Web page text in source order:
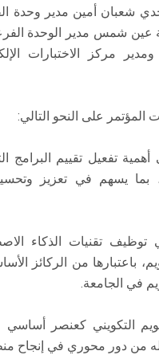
شعبان أمين مدير وحدة
عين شمس مدير الوحدة
ومدير مركز الاختبارات
على النحو التالي:
أهمية تفعيل تقييم البرامج
بما يسهم في تعزيز
توظيف تقنيات الذكاء
باعتبارها من الركائز
في الجامعة.
التكويني كعنصر
له من دور محوري في إنجاح